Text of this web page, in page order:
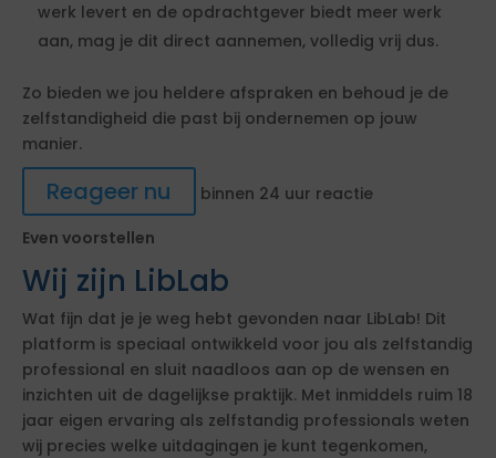
werk levert en de opdrachtgever biedt meer werk
aan, mag je dit direct aannemen, volledig vrij dus.
Zo bieden we jou heldere afspraken en behoud je de
zelfstandigheid die past bij ondernemen op jouw
manier.
Reageer nu
binnen 24 uur reactie
Even voorstellen
Wij zijn LibLab
Wat fijn dat je je weg hebt gevonden naar LibLab! Dit
platform is speciaal ontwikkeld voor jou als zelfstandig
professional en sluit naadloos aan op de wensen en
inzichten uit de dagelijkse praktijk. Met inmiddels ruim 18
jaar eigen ervaring als zelfstandig professionals weten
wij precies welke uitdagingen je kunt tegenkomen,